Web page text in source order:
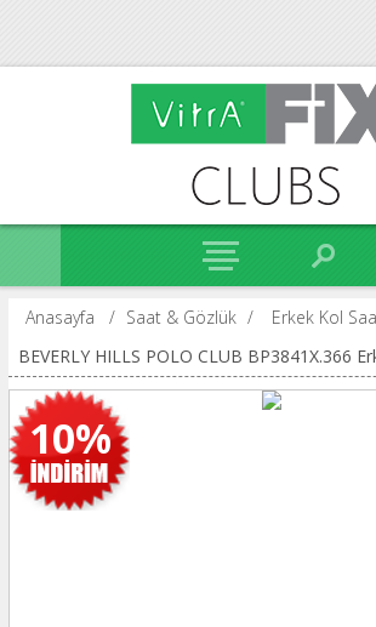
Anasayfa / Saat & Gözlük / Erkek Kol
BEVERLY HILLS POLO CLUB BP3841X.366
10%